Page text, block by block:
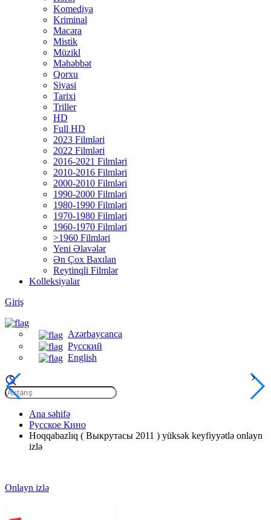
Komediya
Kriminal
Macəra
Mistik
Müzikl
Məhəbbət
Qorxu
Siyasi
Tarixi
Triller
HD
Full HD
2023 Filmləri
2022 Filmləri
2016-2021 Filmləri
2010-2016 Filmləri
2000-2010 Filmləri
1990-2000 Filmləri
1980-1990 Filmləri
1970-1980 Filmləri
1960-1970 Filmləri
>1960 Filmləri
Yeni Əlavələr
Ən Çox Baxılan
Reytinqli Filmlər
Kolleksiyalar
Giriş
Azərbaycanca
Русский
English
Ana səhifə
Русское Кино
Hoqqabazlıq ( Выкрутасы 2011 ) yüksək keyfiyyətlə onlayn
izlə
Onlayn izlə